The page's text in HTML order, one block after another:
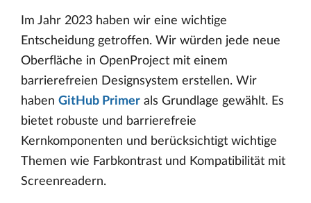
Im Jahr 2023 haben wir eine wichtige
Entscheidung getroffen. Wir würden jede neue
Oberfläche in OpenProject mit einem
barrierefreien Designsystem erstellen. Wir
haben GitHub Primer als Grundlage gewählt. Es
bietet robuste und barrierefreie
Kernkomponenten und berücksichtigt wichtige
Themen wie Farbkontrast und Kompatibilität mit
Screenreadern.